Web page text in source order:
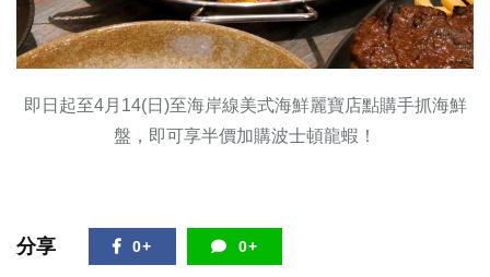
即日起至4月14(日)至海岸線美式海鮮麗寶店點購手抓海鮮
盤，即可享半價加購波士頓龍蝦！
分享 0+ 0+